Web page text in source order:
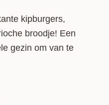
kipburgers,
broodje! Een
gezin om van te